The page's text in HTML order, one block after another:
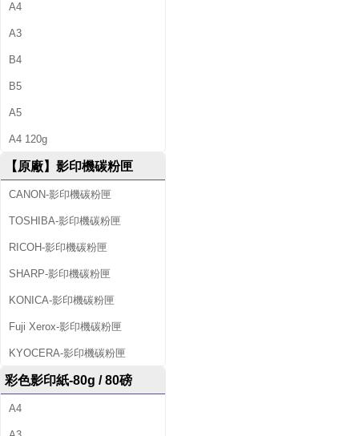
A4
A3
B4
B5
A5
A4 120g
【原廠】影印機碳粉匣
CANON-影印機碳粉匣
TOSHIBA-影印機碳粉匣
RICOH-影印機碳粉匣
SHARP-影印機碳粉匣
KONICA-影印機碳粉匣
Fuji Xerox-影印機碳粉匣
KYOCERA-影印機碳粉匣
彩色影印紙-80g / 80磅
A4